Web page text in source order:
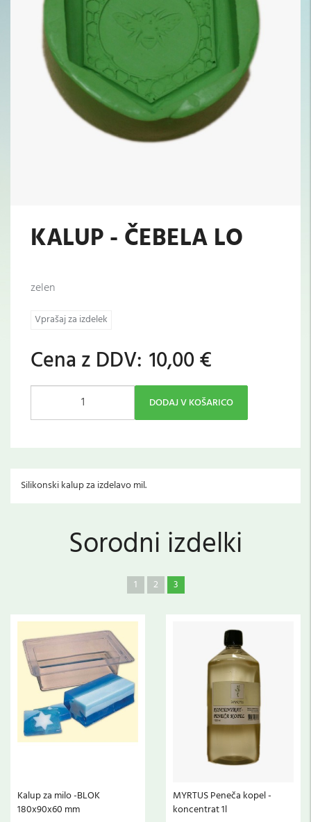
KALUP - ČEBELA LO
zelen
Vprašaj za izdelek
Cena z DDV: 10,00 €
DODAJ V KOŠARICO
Silikonski kalup za izdelavo mil.
Sorodni izdelki
1 2 3
Kalup za milo -BLOK
180x90x60 mm
MYRTUS Peneča kopel -
koncentrat 1l